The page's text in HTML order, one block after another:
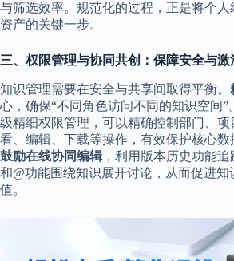
与筛选效率。规范化的过程，正是将个
资产的关键一步。
三、权限管理与协同共创：保障安全与激
知识管理需要在安全与共享间取得平衡。
心，确保“不同角色访问不同的知识空间”
级精细权限管理，可以精确控制部门、
看、编辑、下载等操作，有效保护核心数
鼓励在线协同编辑，利用版本历史功能
和@功能围绕知识展开讨论，从而促进知
值。